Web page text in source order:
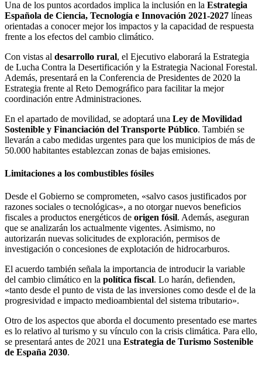
Una de los puntos acordados implica la inclusión en la Estrategia
Española de Ciencia, Tecnología e Innovación 2021-2027 líneas
orientadas a conocer mejor los impactos y la capacidad de respuesta
frente a los efectos del cambio climático.
Con vistas al desarrollo rural, el Ejecutivo elaborará la Estrategia
de Lucha Contra la Desertificación y la Estrategia Nacional Forestal.
Además, presentará en la Conferencia de Presidentes de 2020 la
Estrategia frente al Reto Demográfico para facilitar la mejor
coordinación entre Administraciones.
En el apartado de movilidad, se adoptará una Ley de Movilidad
Sostenible y Financiación del Transporte Público. También se
llevarán a cabo medidas urgentes para que los municipios de más de
50.000 habitantes establezcan zonas de bajas emisiones.
Limitaciones a los combustibles fósiles
Desde el Gobierno se comprometen, «salvo casos justificados por
razones sociales o tecnológicas», a no otorgar nuevos beneficios
fiscales a productos energéticos de origen fósil. Además, aseguran
que se analizarán los actualmente vigentes. Asimismo, no
autorizarán nuevas solicitudes de exploración, permisos de
investigación o concesiones de explotación de hidrocarburos.
El acuerdo también señala la importancia de introducir la variable
del cambio climático en la política fiscal. Lo harán, defienden,
«tanto desde el punto de vista de las inversiones como desde el de la
progresividad e impacto medioambiental del sistema tributario».
Otro de los aspectos que aborda el documento presentado ese martes
es lo relativo al turismo y su vínculo con la crisis climática. Para ello,
se presentará antes de 2021 una Estrategia de Turismo Sostenible
de España 2030.